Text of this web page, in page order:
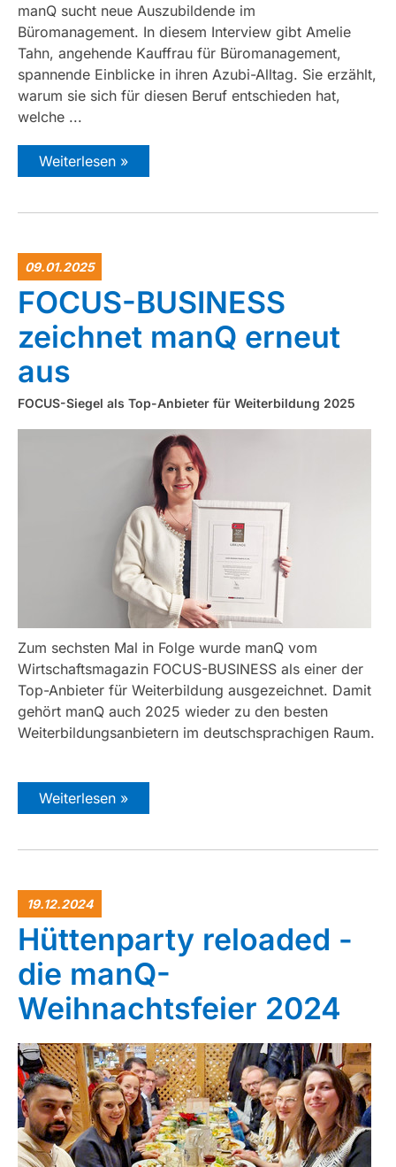
manQ sucht neue Auszubildende im
Büromanagement. In diesem Interview gibt Amelie
Tahn, angehende Kauffrau für Büromanagement,
spannende Einblicke in ihren Azubi-Alltag. Sie erzählt,
warum sie sich für diesen Beruf entschieden hat,
welche ...
Weiterlesen »
09.01.2025
FOCUS-BUSINESS
zeichnet manQ erneut
aus
FOCUS-Siegel als Top-Anbieter für Weiterbildung 2025
Zum sechsten Mal in Folge wurde manQ vom
Wirtschaftsmagazin FOCUS-BUSINESS als einer der
Top-Anbieter für Weiterbildung ausgezeichnet. Damit
gehört manQ auch 2025 wieder zu den besten
Weiterbildungsanbietern im deutschsprachigen Raum.
Weiterlesen »
19.12.2024
Hüttenparty reloaded -
die manQ-
Weihnachtsfeier 2024